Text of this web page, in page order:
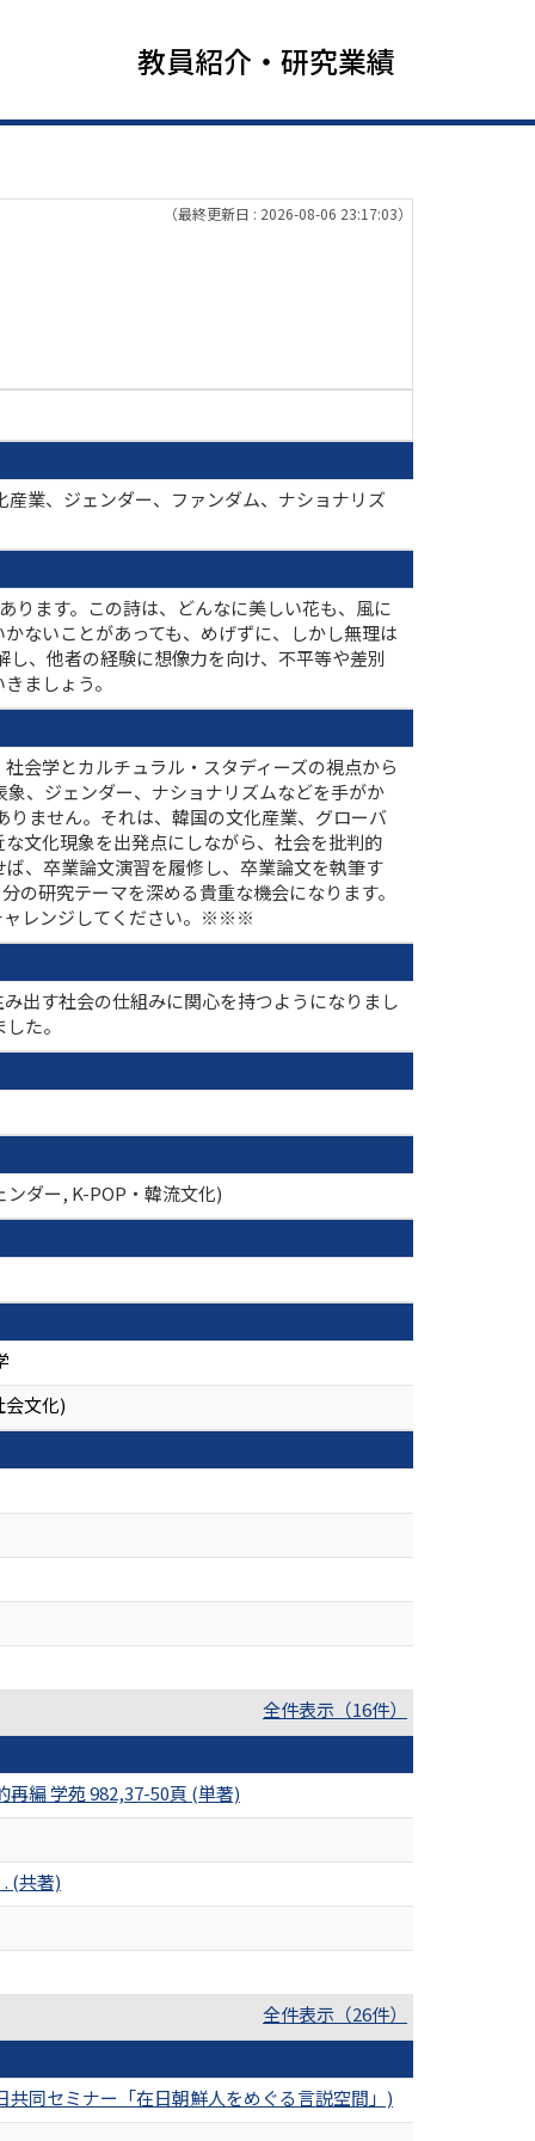
教員紹介・研究業績
（最終更新日 : 2026-08-06 23:17:03）
産業、ジェンダー、ファンダム、ナショナリズ
ります。この詩は、どんなに美しい花も、風に
ないことがあっても、めげずに、しかし無理は
、他者の経験に想像力を向け、不平等や差別
ましょう。
会学とカルチュラル・スタディーズの視点から
、ジェンダー、ナショナリズムなどを手がか
ません。それは、韓国の文化産業、グローバ
文化現象を出発点にしながら、社会を批判的
、卒業論文演習を履修し、卒業論文を執筆す
の研究テーマを深める貴重な機会になります。
ャレンジしてください。※※※
出す社会の仕組みに関心を持つようになりまし
た。
ダー, K-POP・韓流文化)
会文化)
全件表示（16件）
編 学苑 982,37-50頁 (単著)
(共著)
全件表示（26件）
同セミナー「在日朝鮮人をめぐる言説空間」)